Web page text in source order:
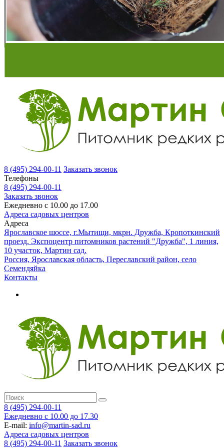
8 (495) 294-00-11 Заказать звонок
Телефоны
8 (495) 294-00-11
Заказать звонок
Ежедневно с 10.00 до 17.00
Адреса садовых центров
Адреса
Ярославское шоссе, г.Мытищи, мкрн. Дружба, Кропоткинский
проезд. Экспоцентр питомников растений "Дружба", 1 линия,
10 участок, Мартин сад.
Россия, Ярославская область, Переславский район, село
Семендяйка
Контакты
8 (495) 294-00-11
Ежедневно с 10.00 до 17.30
E-mail: info@martin-sad.ru
Адреса садовых центров
8 (495) 294-00-11 Заказать звонок